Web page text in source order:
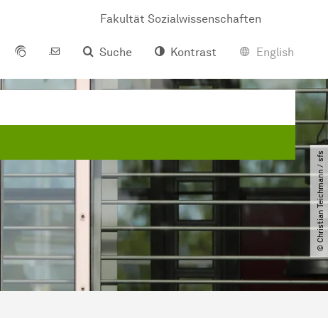
Fakultät Sozialwissenschaften
Suche
Kontrast English
© Christian Teichmann ​/​ sfs